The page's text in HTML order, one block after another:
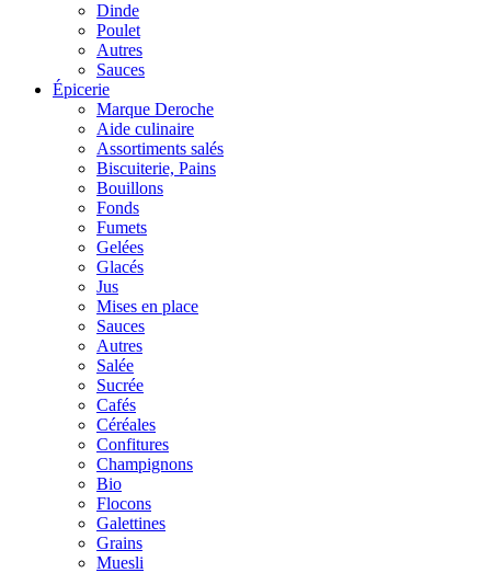
Dinde
Poulet
Autres
Sauces
Épicerie
Marque Deroche
Aide culinaire
Assortiments salés
Biscuiterie, Pains
Bouillons
Fonds
Fumets
Gelées
Glacés
Jus
Mises en place
Sauces
Autres
Salée
Sucrée
Cafés
Céréales
Confitures
Champignons
Bio
Flocons
Galettines
Grains
Muesli